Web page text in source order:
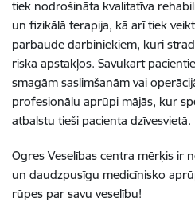
tiek nodrošināta kvalitatīva
un fizikālā terapija, kā arī tiek
pārbaude darbiniekiem, kuri
riska apstākļos. Savukārt
smagām saslimšanām vai
profesionālu aprūpi mājās, kur
atbalstu tieši pacienta dzīvesvietā.
Ogres Veselības centra mērķis ir
un daudzpusīgu medicīnisko
rūpes par savu veselību!